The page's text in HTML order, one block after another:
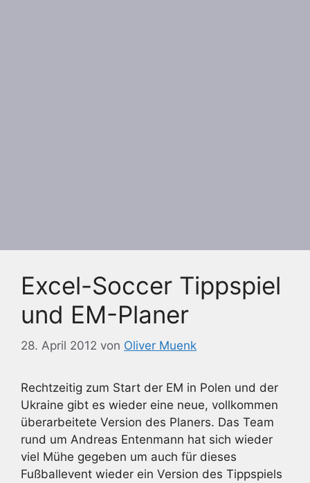
Excel-Soccer Tippspiel
und EM-Planer
28. April 2012 von Oliver Muenk
Rechtzeitig zum Start der EM in Polen und der
Ukraine gibt es wieder eine neue, vollkommen
überarbeitete Version des Planers. Das Team
rund um Andreas Entenmann hat sich wieder
viel Mühe gegeben um auch für dieses
Fußballevent wieder ein Version des Tippspiels